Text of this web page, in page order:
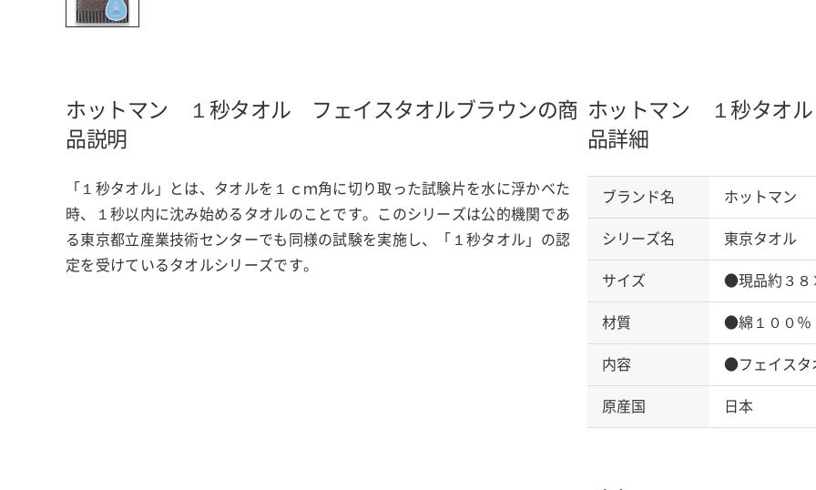
ホットマン １秒タオル フェイスタオルブラウンの商
品説明
「１秒タオル」とは、タオルを１ｃｍ角に切り取った試験片を水に浮かべた
時、１秒以内に沈み始めるタオルのことです。このシリーズは公的機関であ
る東京都立産業技術センターでも同様の試験を実施し、「１秒タオル」の認
定を受けているタオルシリーズです。
ホットマン １秒タオ
品詳細
ブランド名 ホットマン
シリーズ名 東京タオル
サイズ ●現品約３８
材質 ●綿１００％
内容 ●フェイスタ
原産国 日本